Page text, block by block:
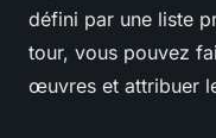
défini par une liste
tour, vous pouvez
œuvres et attribuer